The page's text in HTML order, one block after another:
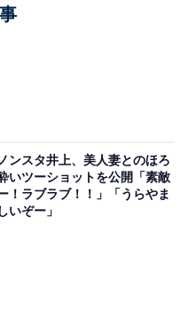
ンスタ井上、美人妻とのほろ
いツーショットを公開「素敵
！ラブラブ！！」「うらやま
しいぞー」